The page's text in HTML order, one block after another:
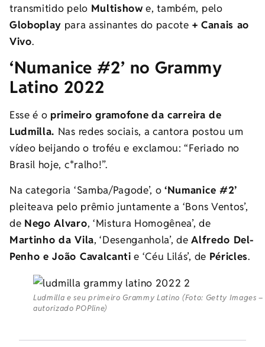
transmitido pelo Multishow e, também, pelo
Globoplay para assinantes do pacote + Canais ao
Vivo.
‘Numanice #2’ no Grammy
Latino 2022
Esse é o primeiro gramofone da carreira de
Ludmilla. Nas redes sociais, a cantora postou um
vídeo beijando o troféu e exclamou: “Feriado no
Brasil hoje, c*ralho!”.
Na categoria ‘Samba/Pagode’, o‘Numanice #2’
pleiteava pelo prêmio juntamente a ‘Bons Ventos’,
de Nego Alvaro, ‘Mistura Homogênea’, de
Martinho da Vila, ‘Desenganhola’, deAlfredo Del-
Penho e João Cavalcanti e ‘Céu Lilás’, de Péricles.
Ludmilla e seu primeiro Grammy Latino (Foto: Getty Images –
autorizado POPline)